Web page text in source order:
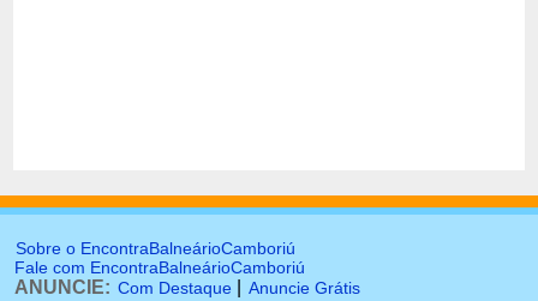
Sobre o EncontraBalneárioCamboriú
Fale com EncontraBalneárioCamboriú
ANUNCIE: Com Destaque Anuncie Grátis